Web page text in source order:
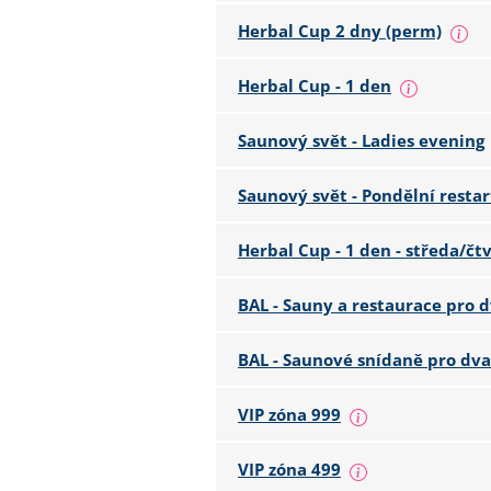
Herbal Cup 2 dny (perm)
Herbal Cup - 1 den
Saunový svět - Ladies evening
Saunový svět - Pondělní
Herbal Cup - 1 den - středa/
BAL - Sauny a restaurace pro
BAL - Saunové snídaně pro dva
VIP zóna 999
VIP zóna 499